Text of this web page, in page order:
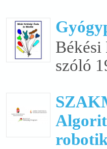
szóló